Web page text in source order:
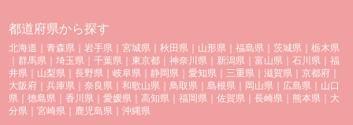
都道府県から探す
北海道 ｜青森県 ｜ 岩手県 ｜宮城県 ｜秋田県 ｜ 山形県 ｜福島県 ｜茨城県 ｜栃木県
｜ 群馬県 ｜埼玉県 ｜千葉県 ｜ 東京都 ｜神奈川県 ｜ 新潟県 ｜富山県 ｜石川県 ｜福
井県 ｜ 山梨県 ｜長野県 ｜岐阜県 ｜静岡県 ｜愛知県 ｜ 三重県 ｜滋賀県 ｜京都府 ｜
大阪府 ｜兵庫県 ｜奈良県 ｜和歌山県 ｜ 鳥取県 ｜島根県 ｜ 岡山県 ｜ 広島県 ｜ 山口
県 ｜徳島県 ｜香川県 ｜愛媛県 ｜高知県 ｜福岡県 ｜佐賀県 ｜長崎県 ｜ 熊本県 ｜ 大
分県 ｜宮崎県 ｜ 鹿児島県 ｜沖縄県